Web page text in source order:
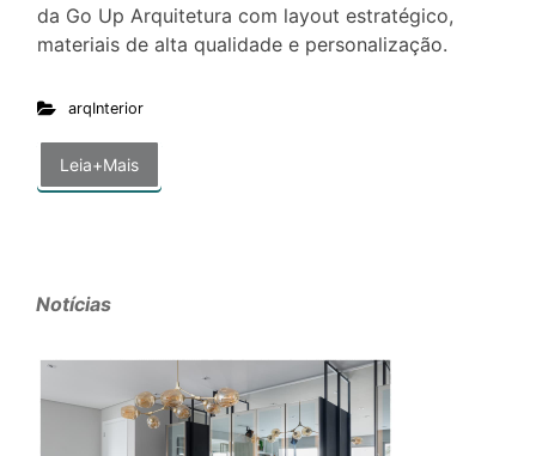
da Go Up Arquitetura com layout estratégico,
materiais de alta qualidade e personalização.
arqInterior
Leia+Mais
Notícias